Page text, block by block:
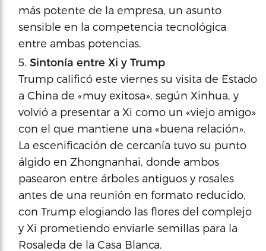
más potente de la empresa, un asunto
sensible en la competencia tecnológica
entre ambas potencias.
Sintonía entre Xi y Trump
Trump calificó este viernes su visita de Estado
a China de «muy exitosa», según Xinhua, y
volvió a presentar a Xi como un «viejo amigo»
con el que mantiene una «buena relación».
La escenificación de cercanía tuvo su punto
álgido en Zhongnanhai, donde ambos
pasearon entre árboles antiguos y rosales
antes de una reunión en formato reducido,
con Trump elogiando las flores del complejo
y Xi prometiendo enviarle semillas para la
Rosaleda de la Casa Blanca.